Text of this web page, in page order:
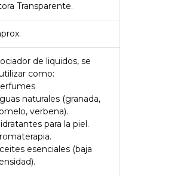
Transparente.
de liquidos, se
como:
naturales (granada,
verbena).
para la piel.
esenciales (baja